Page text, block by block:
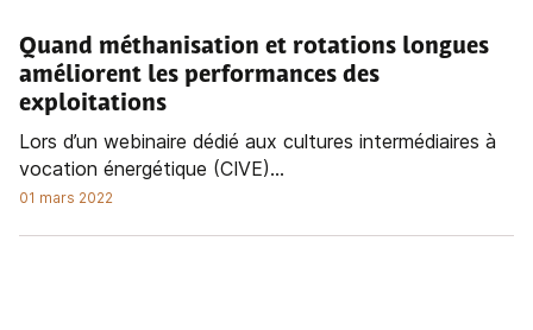
Quand méthanisation et rotations longues
améliorent les performances des
exploitations
Lors d’un webinaire dédié aux cultures intermédiaires à
vocation énergétique (CIVE)...
01 mars 2022